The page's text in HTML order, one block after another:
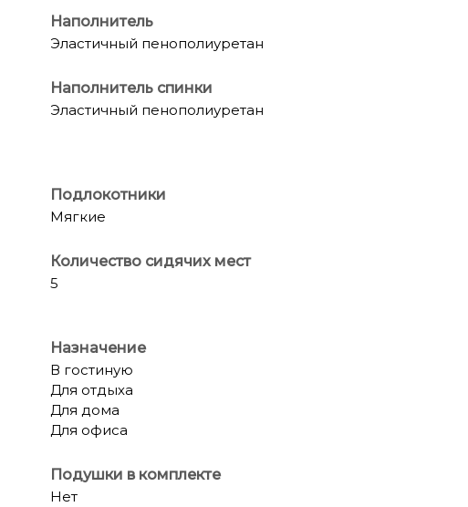
Наполнитель
Эластичный пенополиуретан
Наполнитель спинки
Эластичный пенополиуретан
Подлокотники
Мягкие
Количество сидячих мест
5
Назначение
В гостиную
Для отдыха
Для дома
Для офиса
Подушки в комплекте
Нет